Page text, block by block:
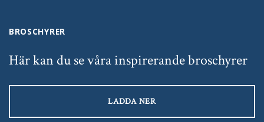
BROSCHYRER
Här kan du se våra inspirerande broschyrer
LADDA NER